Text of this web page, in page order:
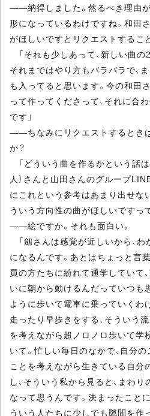
――納得しました。然るべき理由
形になっているわけですね。和田
がほしいですとリクエストするこ
「それも少しあって、新しい曲の
それまではやり方もバラバラで、
も入ってると思います。今の和田
って作ってくださって、それに合
です」
――ちなみにリクエストするとき
か？
「どういう曲を作るかという話は
人）さんと山田さんのグループ
にこれという参考はあまり出せな
ういう方向性の曲がほしいですっ
――絵ですか。それも面白い。
「劔さんは感覚が近しいから、わ
になるんです。あとはちょっと言
員の方たちに紛れて通学していて
いに朝から動けるんだっていつも
ように歩いて電車に乗っていくわ
走ったり早歩きをする、そういう
を考えながら超ノロノロ歩いて学
いて。忙しい毎日のなかで、自分
ことを考えながら生きている自分
し、そういう私から見ると、まわ
なって思うんです。決まったこと
ういう人たちに少しでも隙間を作